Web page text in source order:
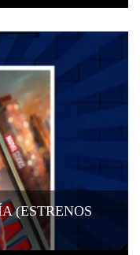
(ESTRENOS